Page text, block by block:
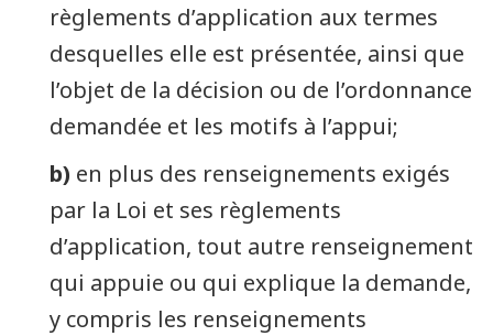
règlements d’application aux termes
desquelles elle est présentée, ainsi que
l’objet de la décision ou de l’ordonnance
demandée et les motifs à l’appui;
b) en plus des renseignements exigés
par la Loi et ses règlements
d’application, tout autre renseignement
qui appuie ou qui explique la demande,
y compris les renseignements